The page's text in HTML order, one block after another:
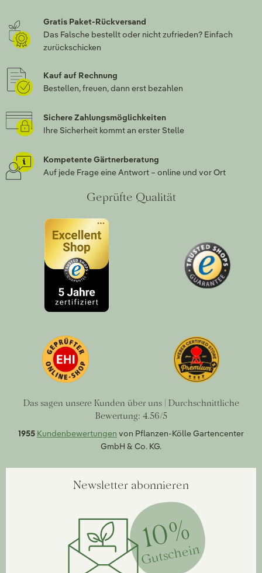
Gratis Paket-Rückversand
Das Falsche bestellt oder nicht zufrieden? Einfach
zurückschicken
Kauf auf Rechnung
Bestellen, freuen, dann erst bezahlen
Sichere Zahlungsmöglichkeiten
Ihre Sicherheit kommt an erster Stelle
Kompetente Gärtnerberatung
Auf jede Frage eine Antwort – online und vor Ort
Geprüfte Qualität
Das sagen unsere Kunden über uns | Durchschnittliche
Bewertung: 4.56/5
1955 Kundenbewertungen von Pflanzen-Kölle Gartencenter
GmbH & Co. KG.
Newsletter abonnieren
10%
Gutschein